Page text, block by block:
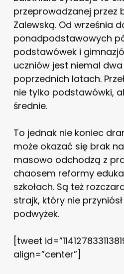
przeprowadzanej przez
Zalewską. Od września
ponadpodstawowych
podstawówek i
uczniów jest niemal
poprzednich latach.
nie tylko podstawówki,
średnie.
To jednak nie koniec
może okazać się brak
masowo odchodzą z
chaosem reformy
szkołach. Są też
strajk, który nie
podwyżek.
[tweet
align=”center”]